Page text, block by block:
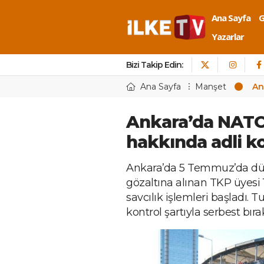
Ana Sayfa
Yazarlar
Bizi Takip Edin:
Ana Sayfa Manşet
Ankara’da
hakkında adli
Ankara’da 5 Temmuz’da
gözaltına alınan TKP
savcılık işlemleri başladı.
kontrol şartıyla serbest